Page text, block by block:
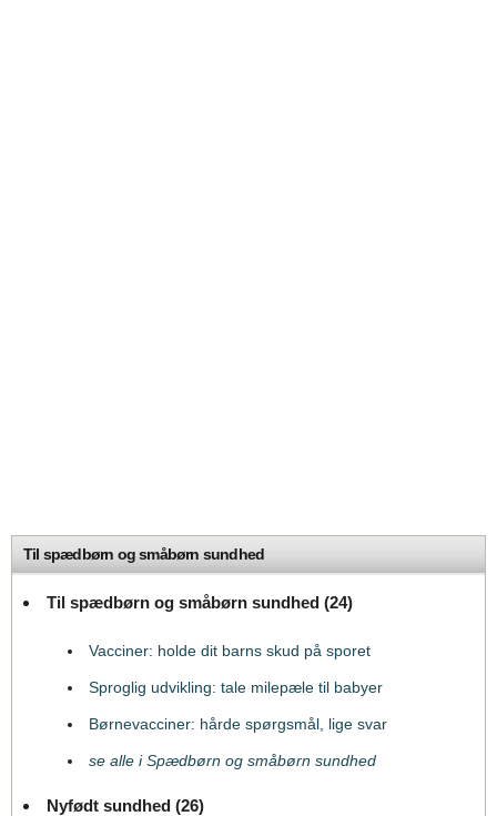
Til spædbørn og småbørn sundhed
Til spædbørn og småbørn sundhed (24)
Vacciner: holde dit barns skud på sporet
Sproglig udvikling: tale milepæle til babyer
Børnevacciner: hårde spørgsmål, lige svar
se alle i Spædbørn og småbørn sundhed
Nyfødt sundhed (26)